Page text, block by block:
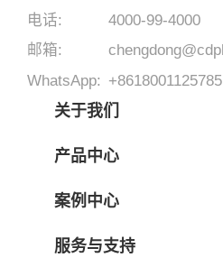
电话:
4000-99-4000
邮箱:
WhatsApp: +8618001125785
关于我们
产品中心
案例中心
服务与支持